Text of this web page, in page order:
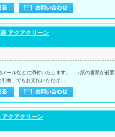
アクアクリーン
メールなどに添付いたします。 （紙の書類が必
換」でもお支払いただけ…
クアクリーン